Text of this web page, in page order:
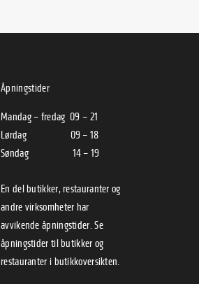
Åpningstider
Mandag – fredag 09 – 21
Lørdag 09 – 18
Søndag 14 – 19
En del butikker, restauranter og
andre virksomheter har
avvikende åpningstider. Se
åpningstider tilbutikker og
restauranter i butikkoversikten.